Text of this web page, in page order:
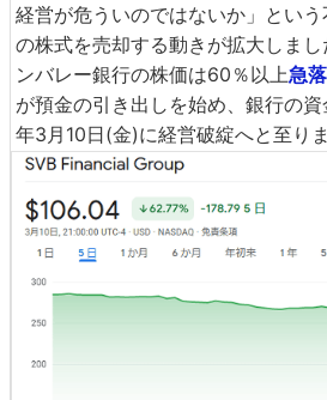
経営が危ういのではないか」とい
の株式を売却する動きが拡大しま
ンバレー銀行の株価は60％以上急落
が預金の引き出しを始め、銀行の
年3月10日(金)に経営破綻へと至りま